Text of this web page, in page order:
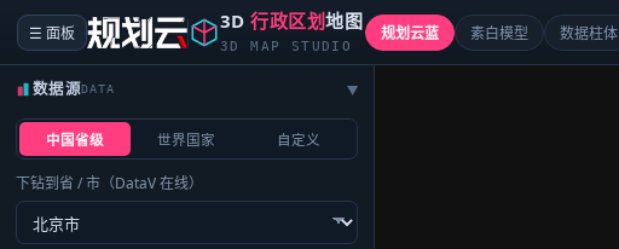
☰ 面板 3D行政区划地图
3D MAP STUDIO
规划云蓝 素白模型 数据柱体
数据源DATA ▶
中国省级 世界国家 自定义
下钻到省 / 市（DataV 在线）